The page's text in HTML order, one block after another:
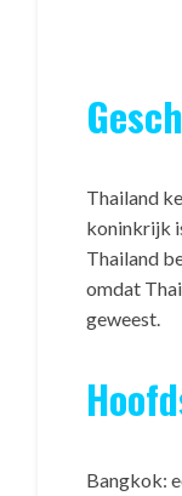
Thailand
koninkrijk
Thailand
omdat
geweest.
Bangkok: